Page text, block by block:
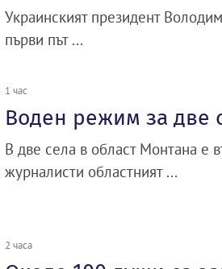
Украинският президент
първи път ...
1 час
Воден режим за две
В две села в област Монтана е
журналисти областният ...
2 часа